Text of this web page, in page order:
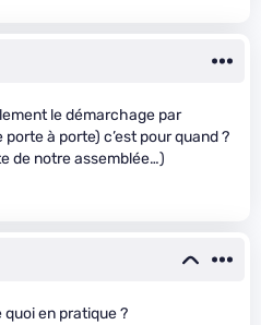
le démarchage par
à porte) c’est pour quand ?
de notre assemblée…)
en pratique ?